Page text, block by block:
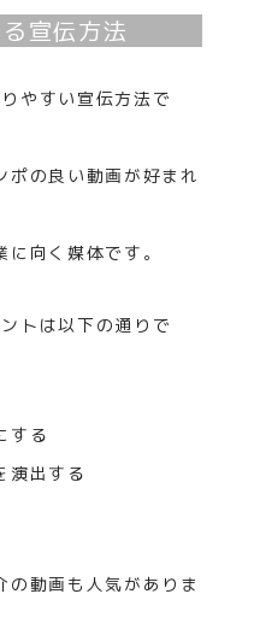
宣伝方法
やすい宣伝方法で
ポの良い動画が好まれ
向く媒体です。
トは以下の通りで
する
演出する
の動画も人気がありま